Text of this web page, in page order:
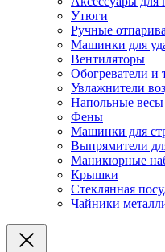
Утюги
Ручные
Машинки для
Вентиляторы
Обогреватели и
Увлажнители
Напольные весы
Фены
Машинки для
Выпрямители
Маникюрные
Крышки
Стеклянная
Чайники